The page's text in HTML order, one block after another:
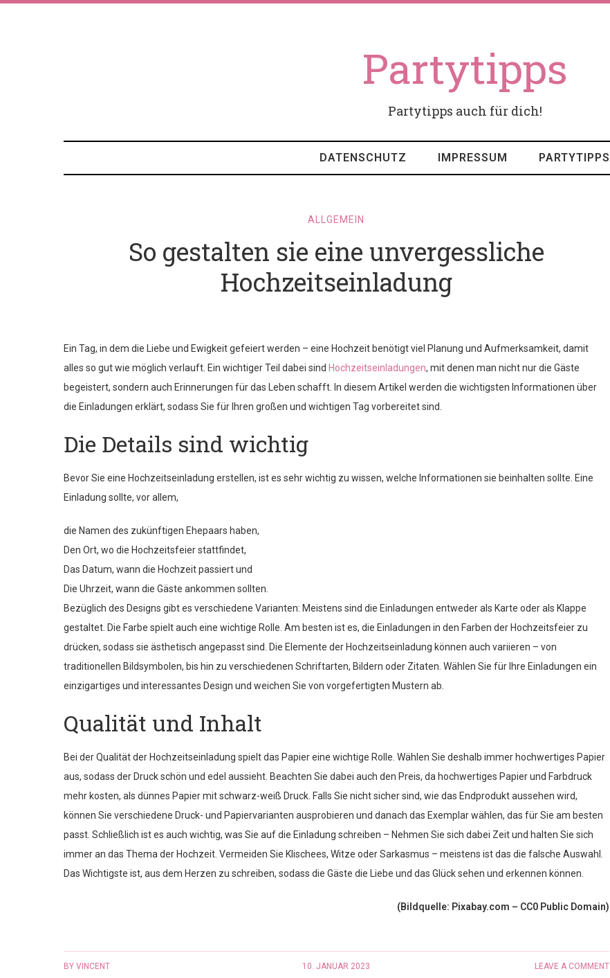
Partytipps
Partytipps auch für dich!
DATENSCHUTZ IMPRESSUM PARTYTIPPS
ALLGEMEIN
So gestalten sie eine unvergessliche
Hochzeitseinladung
Ein Tag, in dem die Liebe und Ewigkeit gefeiert werden – eine Hochzeit benötigt viel Planung und Aufmerksamkeit, damit
alles so gut wie möglich verlauft. Ein wichtiger Teil dabei sind Hochzeitseinladungen, mit denen man nicht nur die Gäste
begeistert, sondern auch Erinnerungen für das Leben schafft. In diesem Artikel werden die wichtigsten Informationen über
die Einladungen erklärt, sodass Sie für Ihren großen und wichtigen Tag vorbereitet sind.
Die Details sind wichtig
Bevor Sie eine Hochzeitseinladung erstellen, ist es sehr wichtig zu wissen, welche Informationen sie beinhalten sollte. Eine
Einladung sollte, vor allem,
die Namen des zukünftigen Ehepaars haben,
Den Ort, wo die Hochzeitsfeier stattfindet,
Das Datum, wann die Hochzeit passiert und
Die Uhrzeit, wann die Gäste ankommen sollten.
Bezüglich des Designs gibt es verschiedene Varianten: Meistens sind die Einladungen entweder als Karte oder als Klappe
gestaltet. Die Farbe spielt auch eine wichtige Rolle. Am besten ist es, die Einladungen in den Farben der Hochzeitsfeier zu
drücken, sodass sie ästhetisch angepasst sind. Die Elemente der Hochzeitseinladung können auch variieren – von
traditionellen Bildsymbolen, bis hin zu verschiedenen Schriftarten, Bildern oder Zitaten. Wählen Sie für Ihre Einladungen ein
einzigartiges und interessantes Design und weichen Sie von vorgefertigten Mustern ab.
Qualität und Inhalt
Bei der Qualität der Hochzeitseinladung spielt das Papier eine wichtige Rolle. Wählen Sie deshalb immer hochwertiges Papier
aus, sodass der Druck schön und edel aussieht. Beachten Sie dabei auch den Preis, da hochwertiges Papier und Farbdruck
mehr kosten, als dünnes Papier mit schwarz-weiß Druck. Falls Sie nicht sicher sind, wie das Endprodukt aussehen wird,
können Sie verschiedene Druck- und Papiervarianten ausprobieren und danach das Exemplar wählen, das für Sie am besten
passt. Schließlich ist es auch wichtig, was Sie auf die Einladung schreiben – Nehmen Sie sich dabei Zeit und halten Sie sich
immer an das Thema der Hochzeit. Vermeiden Sie Klischees, Witze oder Sarkasmus – meistens ist das die falsche Auswahl.
Das Wichtigste ist, aus dem Herzen zu schreiben, sodass die Gäste die Liebe und das Glück sehen und erkennen können.
(Bildquelle: Pixabay.com – CC0 Public Domain)
BY VINCENT 10. JANUAR 2023 LEAVE A COMMENT